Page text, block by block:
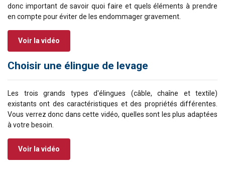
donc important de savoir quoi faire et quels éléments à prendre
en compte pour éviter de les endommager gravement.
Voir la vidéo
Choisir une élingue de levage
Les trois grands types d'élingues (câble, chaîne et textile)
existants ont des caractéristiques et des propriétés différentes.
Vous verrez donc dans cette vidéo, quelles sont les plus adaptées
à votre besoin.
Voir la vidéo